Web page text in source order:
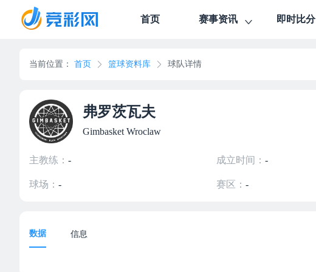
首页 赛事资讯 即时比分
当前位置： 首页 篮球资料库 球队详情
弗罗茨瓦夫
Gimbasket Wroclaw
主教练： - 成立时间： -
球场： - 赛区： -
数据 信息